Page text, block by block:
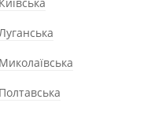
Миколаївська
Полтавська